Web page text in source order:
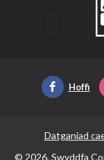
Hoffi
Datganiad
© 2026, Swyddfa